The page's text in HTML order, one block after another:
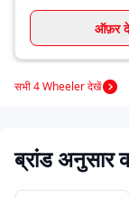
ऑफ़र
सभी 4 Wheeler देखें
ब्रांड अनुसार